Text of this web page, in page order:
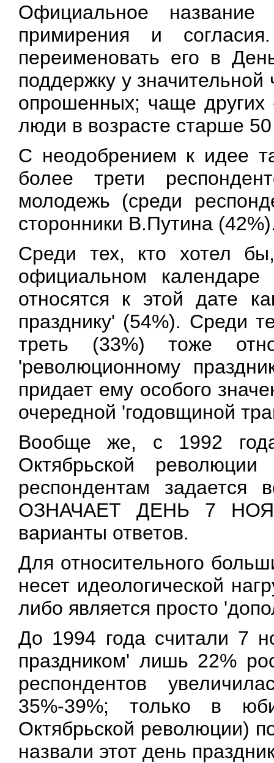
Официальное
примирения и
переименовать его в
поддержку у
опрошенных; чаще других
люди в возрасте старше
С неодобрением к идее
более трети
молодежь (среди
сторонники В.Путина
Среди тех, кто хотел
официальном
относятся к этой дате
празднику' (54%). Среди
треть (33%) тоже
'революционному
придает ему особого
очередной 'годовщиной
Вообще же, с 1992
Октябрьской
респондентам
ОЗНАЧАЕТ ДЕНЬ 7
варианты ответов.
Для относительного
несет идеологической
либо является просто
До 1994 года считали 7
праздником' лишь 22%
респондентов
35%-39%; только в
Октябрьской революции)
назвали этот день